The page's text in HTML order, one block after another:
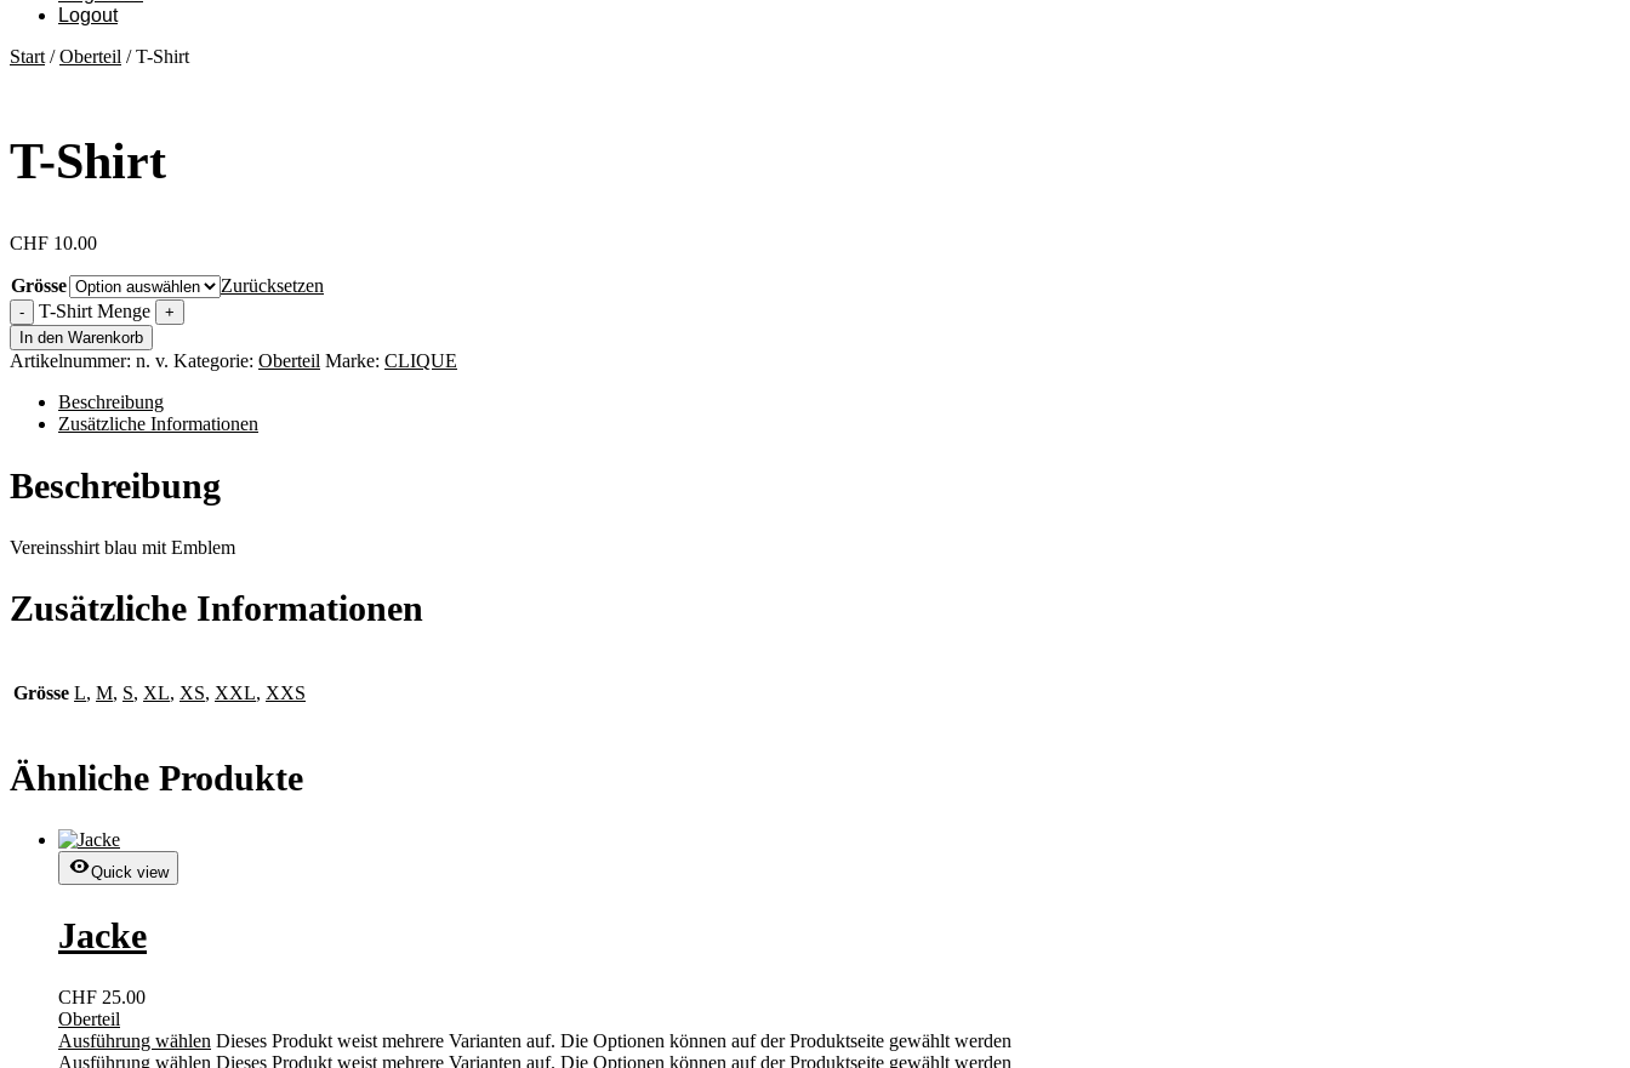
Logout
Start /Oberteil / T-Shirt
T-Shirt
CHF 10.00
Grösse Zurücksetzen
- T-Shirt Menge
+
In den Warenkorb
Artikelnummer: n. v. Kategorie: Oberteil Marke: CLIQUE
Beschreibung
Zusätzliche Informationen
Beschreibung
Vereinsshirt blau mit Emblem
Zusätzliche Informationen
Grösse L, M, S, XL, XS, XXL, XXS
Ähnliche Produkte
Quick view
Jacke
CHF 25.00
Oberteil
Ausführung wählen Dieses Produkt weist mehrere Varianten auf. Die Optionen können auf der Produktseite gewählt werden
Ausführung wählen Dieses Produkt weist mehrere Varianten auf. Die Optionen können auf der Produktseite gewählt werden